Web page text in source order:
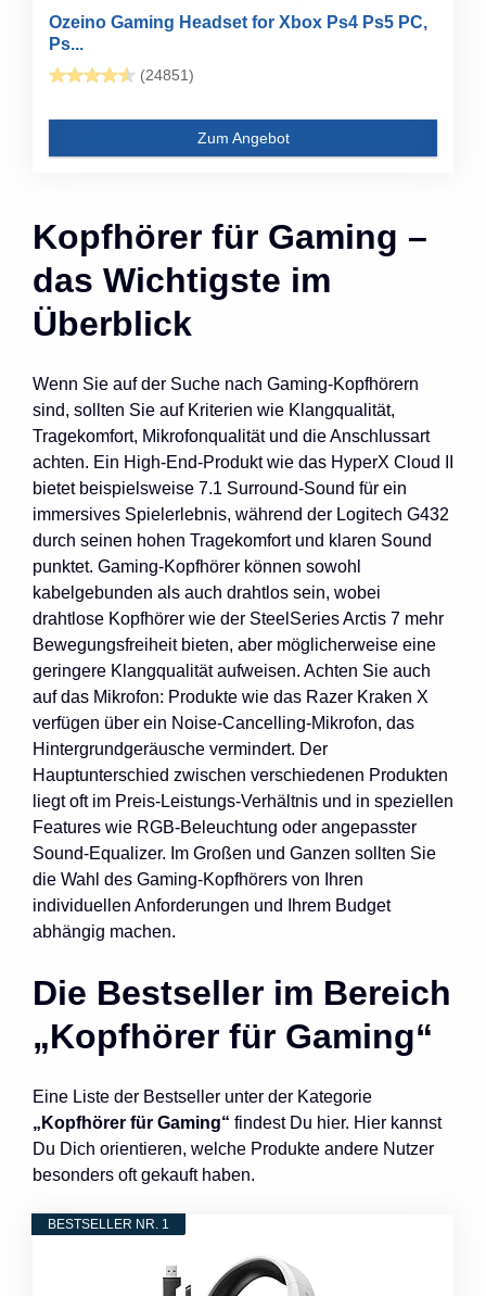
Ozeino Gaming Headset for Xbox Ps4 Ps5 PC,
Ps...
(24851)
Zum Angebot
Kopfhörer für Gaming –
das Wichtigste im
Überblick
Wenn Sie auf der Suche nach Gaming-Kopfhörern
sind, sollten Sie auf Kriterien wie Klangqualität,
Tragekomfort, Mikrofonqualität und die Anschlussart
achten. Ein High-End-Produkt wie das HyperX Cloud II
bietet beispielsweise 7.1 Surround-Sound für ein
immersives Spielerlebnis, während der Logitech G432
durch seinen hohen Tragekomfort und klaren Sound
punktet. Gaming-Kopfhörer können sowohl
kabelgebunden als auch drahtlos sein, wobei
drahtlose Kopfhörer wie der SteelSeries Arctis 7 mehr
Bewegungsfreiheit bieten, aber möglicherweise eine
geringere Klangqualität aufweisen. Achten Sie auch
auf das Mikrofon: Produkte wie das Razer Kraken X
verfügen über ein Noise-Cancelling-Mikrofon, das
Hintergrundgeräusche vermindert. Der
Hauptunterschied zwischen verschiedenen Produkten
liegt oft im Preis-Leistungs-Verhältnis und in speziellen
Features wie RGB-Beleuchtung oder angepasster
Sound-Equalizer. Im Großen und Ganzen sollten Sie
die Wahl des Gaming-Kopfhörers von Ihren
individuellen Anforderungen und Ihrem Budget
abhängig machen.
Die Bestseller im Bereich
„Kopfhörer für Gaming“
Eine Liste der Bestseller unter der Kategorie
„Kopfhörer für Gaming“ findest Du hier. Hier kannst
Du Dich orientieren, welche Produkte andere Nutzer
besonders oft gekauft haben.
BESTSELLER NR. 1